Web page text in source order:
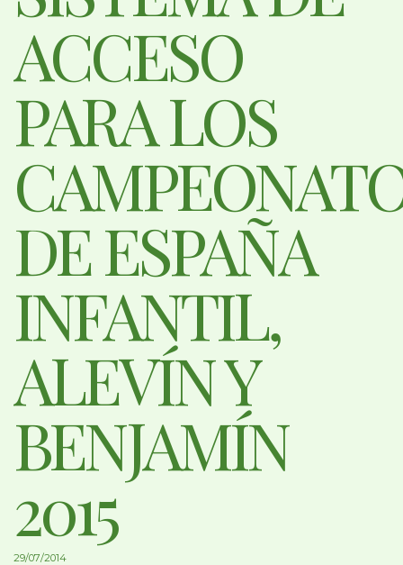
ACCESO
PARA LOS
DE ESPAÑA
INFANTIL,
ALEVÍN Y
BENJAMÍN
2015
29/07/2014